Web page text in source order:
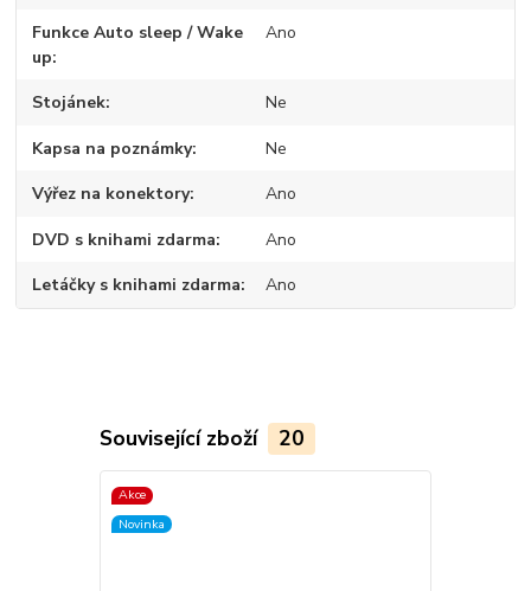
Funkce Auto sleep / Wake
up
Ano
Stojánek Ne
Kapsa na poznámky Ne
Výřez na konektory Ano
DVD s knihami zdarma Ano
Letáčky s knihami zdarma Ano
Související zboží 20
Akce
Novinka